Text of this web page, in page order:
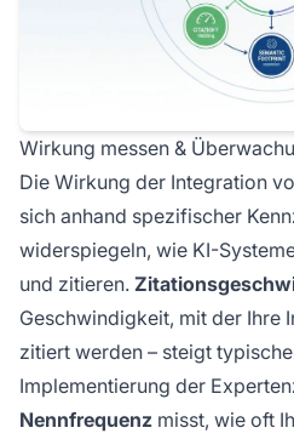
Wirkung messen &
Die Wirkung der Integration
sich anhand spezifischer
widerspiegeln, wie KI-
und zitieren.
Geschwindigkeit, mit der Ihre
zitiert werden – steigt
Implementierung der
Nennfrequenz misst, wie oft